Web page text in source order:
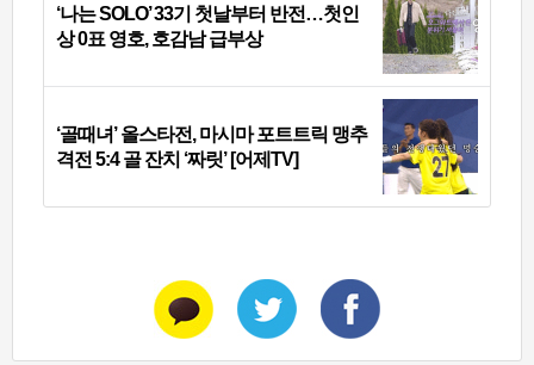
‘나는 SOLO’ 33기 첫날부터 반전…첫인
상 0표 영호, 호감남 급부상
‘골때녀’ 올스타전, 마시마 포트트릭 맹추
격전 5:4 골 잔치 ‘짜릿’ [어제TV]